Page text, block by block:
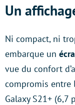
Un
Ni compact, ni
embarque un
vue du confort
compromis entre
Galaxy S21+ (6,7